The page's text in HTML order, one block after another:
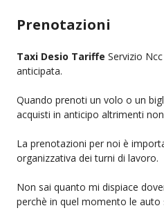
Prenotazioni
Taxi Desio Tariffe Servizio
anticipata.
Quando prenoti un volo o un
acquisti in anticipo altrimenti
La prenotazioni per noi è
organizzativa dei turni di lavoro.
Non sai quanto mi dispiace
perchè in quel momento le auto